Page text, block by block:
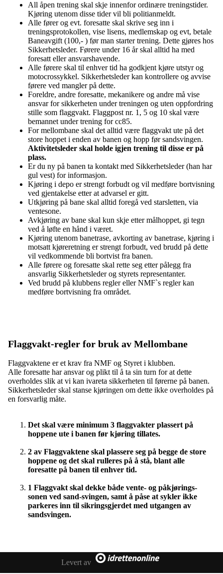
All åpen trening skal skje innenfor ordinære treningstider.
Kjøring utenom disse tider vil bli politianmeldt.
Alle fører og evt. foresatte skal skrive seg inn i
treningsprotokollen, vise lisens, medlemskap og evt, betale
Baneavgift (100,- ) før man starter trening. Dette gjøres hos
Sikkerhetsleder. Førere under 16 år skal alltid ha med
foresatt eller ansvarshavende.
Alle førere skal til enhver tid ha godkjent kjøre utstyr og
motocrossykkel. Sikkerhetsleder kan kontrollere og avvise
førere ved mangler på dette.
Foreldre, andre foresatte, mekanikere og andre må vise
ansvar for sikkerheten under treningen og uten oppfordring
stille som flaggvakt. Flaggpost nr. 1, 5 og 10 skal være
bemannet under trening for cc85.
For mellombane skal det alltid være flaggvakt ute på det
store hoppet i enden av banen og hopp før sandsvingen.
Aktivitetsleder skal holde igjen trening til disse er på
plass.
Er du ny på banen ta kontakt med Sikkerhetsleder (han har
gul vest) for informasjon.
Kjøring i depo er strengt forbudt og vil medføre bortvisning
ved gjentakelse etter at advarsel er gitt.
Utkjøring på bane skal alltid foregå ved starsletten, via
ventesone.
Avkjøring av bane skal kun skje etter målhoppet, gi tegn
ved å løfte en hånd i været.
Kjøring utenom banetrase, avkorting av banetrase, kjøring i
motsatt kjøreretning er strengt forbudt, ved brudd på dette
vil vedkommende bli bortvist fra banen.
Alle førere og foresatte skal rette seg etter pålegg fra
ansvarlig Sikkerhetsleder og styrets representanter.
Ved brudd på klubbens regler eller NMF`s regler kan
medføre bortvisning fra området.
Flaggvakt-regler for bruk av Mellombane
Flaggvaktene er et krav fra NMF og Styret i klubben.
Alle foresatte har ansvar og plikt til å ta sin turn for at dette
overholdes slik at vi kan ivareta sikkerheten til førerne på banen.
Sikkerhetsleder skal stanse kjøringen om dette ikke overholdes på
en forsvarlig måte.
Det skal være minimum 3 flaggvakter plassert på
hoppene ute i banen før kjøring tillates.
2 av Flaggvaktene skal plassere seg på begge de store
hoppene og det skal rulleres på å stå, blant alle
foresatte på banen til enhver tid.
1 Flaggvakt skal dekke både vente- og påkjørings-
sonen ved sand-svingen, samt å påse at sykler ikke
parkeres inn til sikringsgjerdet med utgangen av
sandsvingen.
Levert av